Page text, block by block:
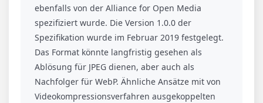
ebenfalls von der Alliance for Open Media
spezifiziert wurde. Die Version 1.0.0 der
Spezifikation wurde im Februar 2019 festgelegt.
Das Format könnte langfristig gesehen als
Ablösung für JPEG dienen, aber auch als
Nachfolger für WebP. Ähnliche Ansätze mit von
Videokompressionsverfahren ausgekoppelten